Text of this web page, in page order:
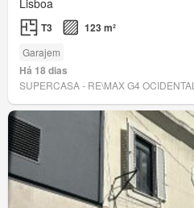
Lisboa
T3 123 m²
Garajem
Há 18 dias
SUPERCASA - RE\MAX G4 OCIDENTAL